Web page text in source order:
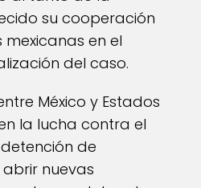
su cooperación
en el
del caso.
México y Estados
la lucha contra el
de
nuevas